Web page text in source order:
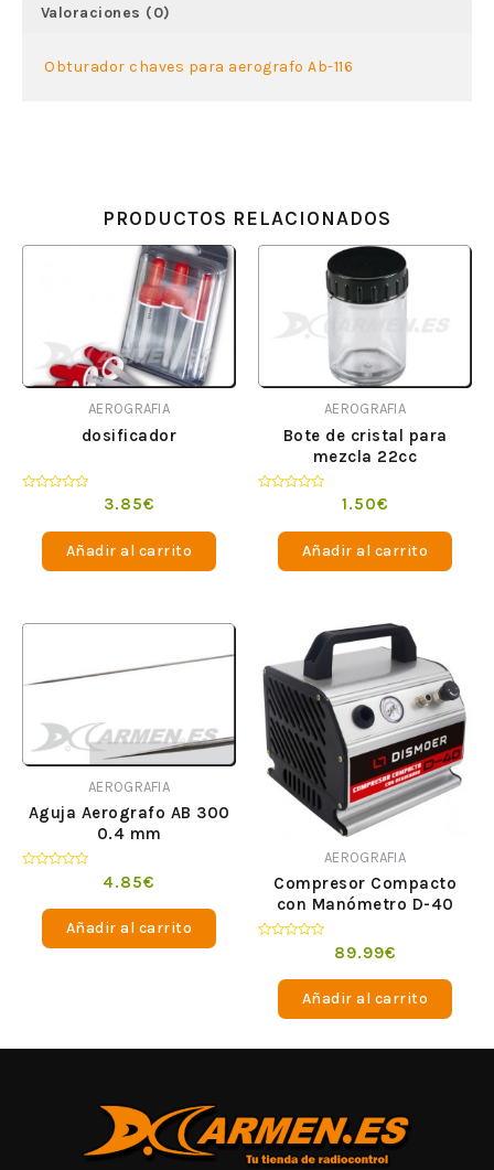
Valoraciones (0)
Obturador chaves para aerografo Ab-116
PRODUCTOS RELACIONADOS
AEROGRAFIA
dosificador
3.85€
Añadir al carrito
AEROGRAFIA
Bote de cristal para
mezcla 22cc
1.50€
Añadir al carrito
AEROGRAFIA
Aguja Aerografo AB 300
0.4 mm
4.85€
Añadir al carrito
AEROGRAFIA
Compresor Compacto
con Manómetro D-40
89.99€
Añadir al carrito